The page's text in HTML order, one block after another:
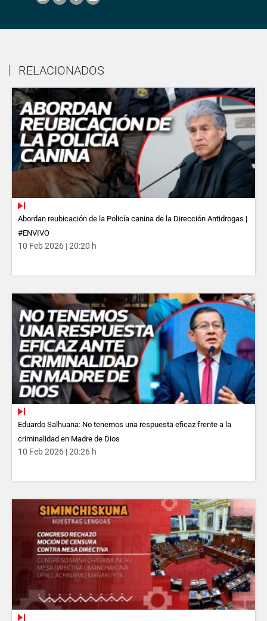
RELACIONADOS
Abordan reubicación de la Policía canina de la Dirección Antidrogas |
#ENVIVO
10 Feb 2026 | 20:20 h
Eduardo Salhuana: No tenemos una respuesta eficaz frente a la
criminalidad en Madre de Dios
10 Feb 2026 | 20:26 h